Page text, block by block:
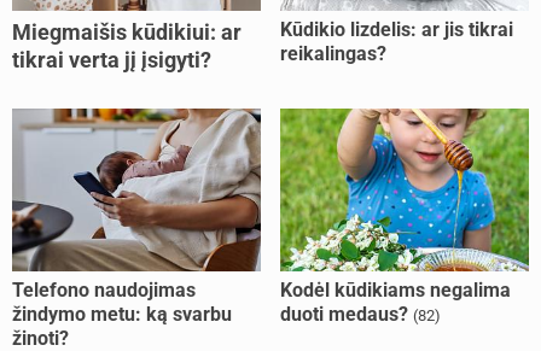
Miegmaišis kūdikiui: ar
tikrai verta jį įsigyti?
Kūdikio lizdelis: ar jis tikrai
reikalingas?
Telefono naudojimas
žindymo metu: ką svarbu
žinoti?
Kodėl kūdikiams negalima
duoti medaus? (82)